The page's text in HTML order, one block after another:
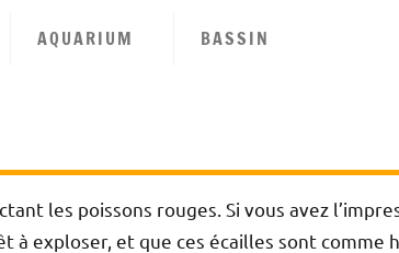
AQUARIUM BASSIN
les poissons rouges. Si vous avez
exploser, et que ces écailles sont comme